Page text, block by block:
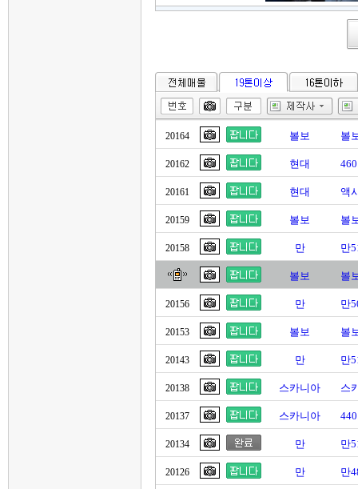
20164 볼보 볼
20162 현대
20161 현대 액
20159 볼보 볼
20158 만 만
볼보 볼
20156 만 만
20153 볼보 볼
20143 만 만
20138 스카니아 스
20137 스카니아
20134 만 만
20126 만 만